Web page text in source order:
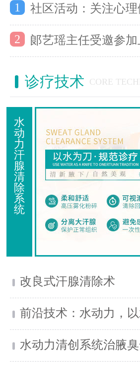
1 社区活动：关注心
2 郞艺瑶主任受邀参
诊疗技术 CORE
水
动
力
汗
腺
清
除
系
统
改良式汗腺清除术
前沿技术：水动力，
水动力清创系统治腋